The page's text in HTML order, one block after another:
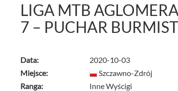
LIGA MTB
7 – PUCHAR
Data:
2020-10-03
Miejsce:
Szczawno-Zdrój
Ranga:
Inne Wyścigi